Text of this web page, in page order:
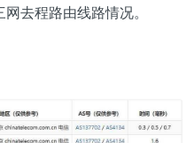
去程路由线路情况。